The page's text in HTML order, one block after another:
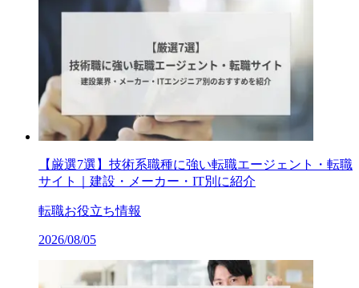
【厳選7選】技術系職種に強い転職エージェント・転職
サイト｜建設・メーカー・IT別に紹介
転職お役立ち情報
2026/08/05